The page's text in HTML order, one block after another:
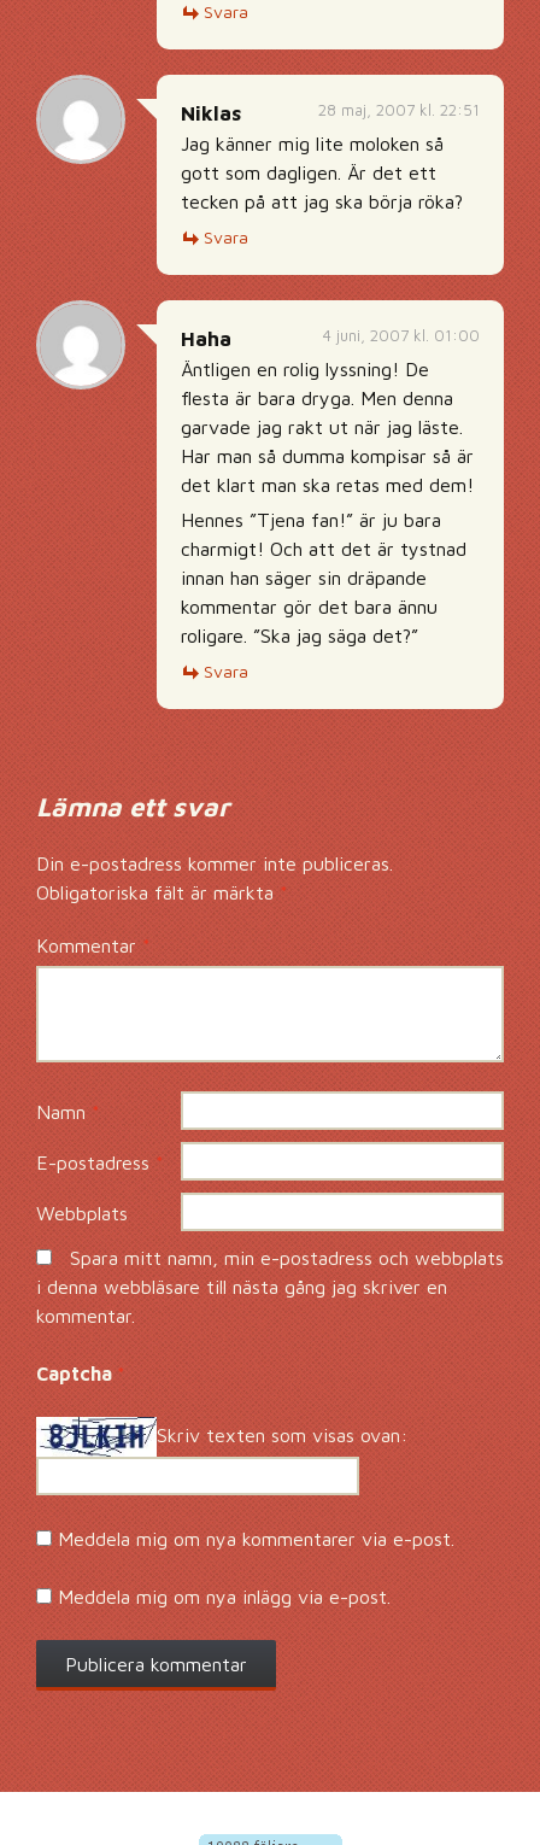
Svara
28 maj, 2007 kl. 22:51
Niklas
Jag känner mig lite moloken så
gott som dagligen. Är det ett
tecken på att jag ska börja röka?
Svara
4 juni, 2007 kl. 01:00
Haha
Äntligen en rolig lyssning! De
flesta är bara dryga. Men denna
garvade jag rakt ut när jag läste.
Har man så dumma kompisar så är
det klart man ska retas med dem!
Hennes ”Tjena fan!” är ju bara
charmigt! Och att det är tystnad
innan han säger sin dräpande
kommentar gör det bara ännu
roligare. ”Ska jag säga det?”
Svara
Lämna ett svar
Din e-postadress kommer inte publiceras.
Obligatoriska fält är märkta*
Kommentar*
Namn*
E-postadress*
Webbplats
Spara mitt namn, min e-postadress och webbplats
i denna webbläsare till nästa gång jag skriver en
kommentar.
Captcha *
Skriv texten som visas ovan:
Meddela mig om nya kommentarer via e-post.
Meddela mig om nya inlägg via e-post.